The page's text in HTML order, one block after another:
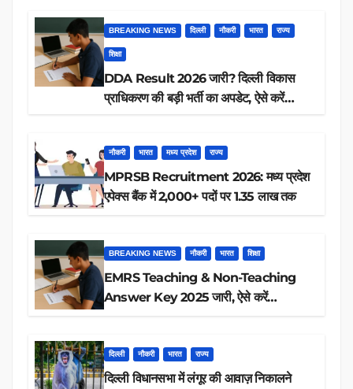
BREAKING NEWS दिल्ली नौकरी भारत राज्य
शिक्षा
DDA Result 2026 जारी? दिल्ली विकास
प्राधिकरण की बड़ी भर्ती का अपडेट, ऐसे करें
नौकरी भारत मध्य प्रदेश राज्य
MPRSB Recruitment 2026: मध्य प्रदेश
एपेक्स बैंक में 2,000+ पदों पर 1.35 लाख तक
BREAKING NEWS नौकरी भारत शिक्षा
EMRS Teaching & Non-Teaching
Answer Key 2025 जारी, ऐसे करें
दिल्ली नौकरी भारत राज्य
दिल्ली विधानसभा में लंगूर की आवाज़ निकालने